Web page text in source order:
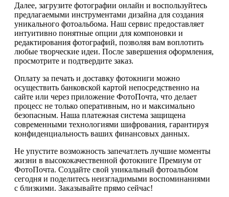
Далее, загрузите фотографии онлайн и воспользуйтесь
предлагаемыми инструментами дизайна для создания
уникального фотоальбома. Наш сервис предоставляет
интуитивно понятные опции для компоновки и
редактирования фотографий, позволяя вам воплотить
любые творческие идеи. После завершения оформления,
просмотрите и подтвердите заказ.
Оплату за печать и доставку фотокниги можно
осуществить банковской картой непосредственно на
сайте или через приложение ФотоПочта, что делает
процесс не только оперативным, но и максимально
безопасным. Наша платежная система защищена
современными технологиями шифрования, гарантируя
конфиденциальность ваших финансовых данных.
Не упустите возможность запечатлеть лучшие моменты
жизни в высококачественной фотокниге Премиум от
ФотоПочта. Создайте свой уникальный фотоальбом
сегодня и поделитесь неизгладимыми воспоминаниями
с близкими. Заказывайте прямо сейчас!